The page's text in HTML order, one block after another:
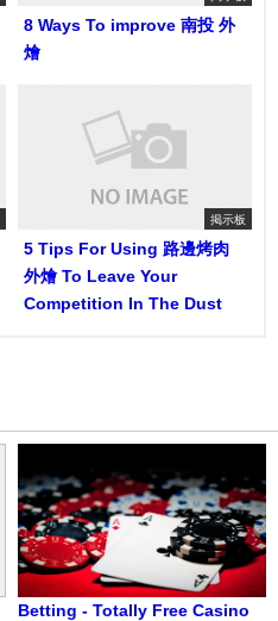
8 Ways To improve 南投 外
燴
掲示板
5 Tips For Using 路邊烤肉
外燴 To Leave Your
Competition In The Dust
Betting - Totally Free Casino